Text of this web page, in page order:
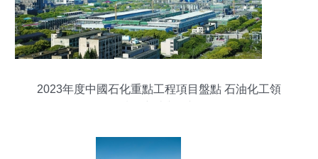
2023年度中國石化重點工程項目盤點 石油化工領